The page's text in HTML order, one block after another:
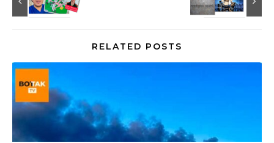
RELATED POSTS